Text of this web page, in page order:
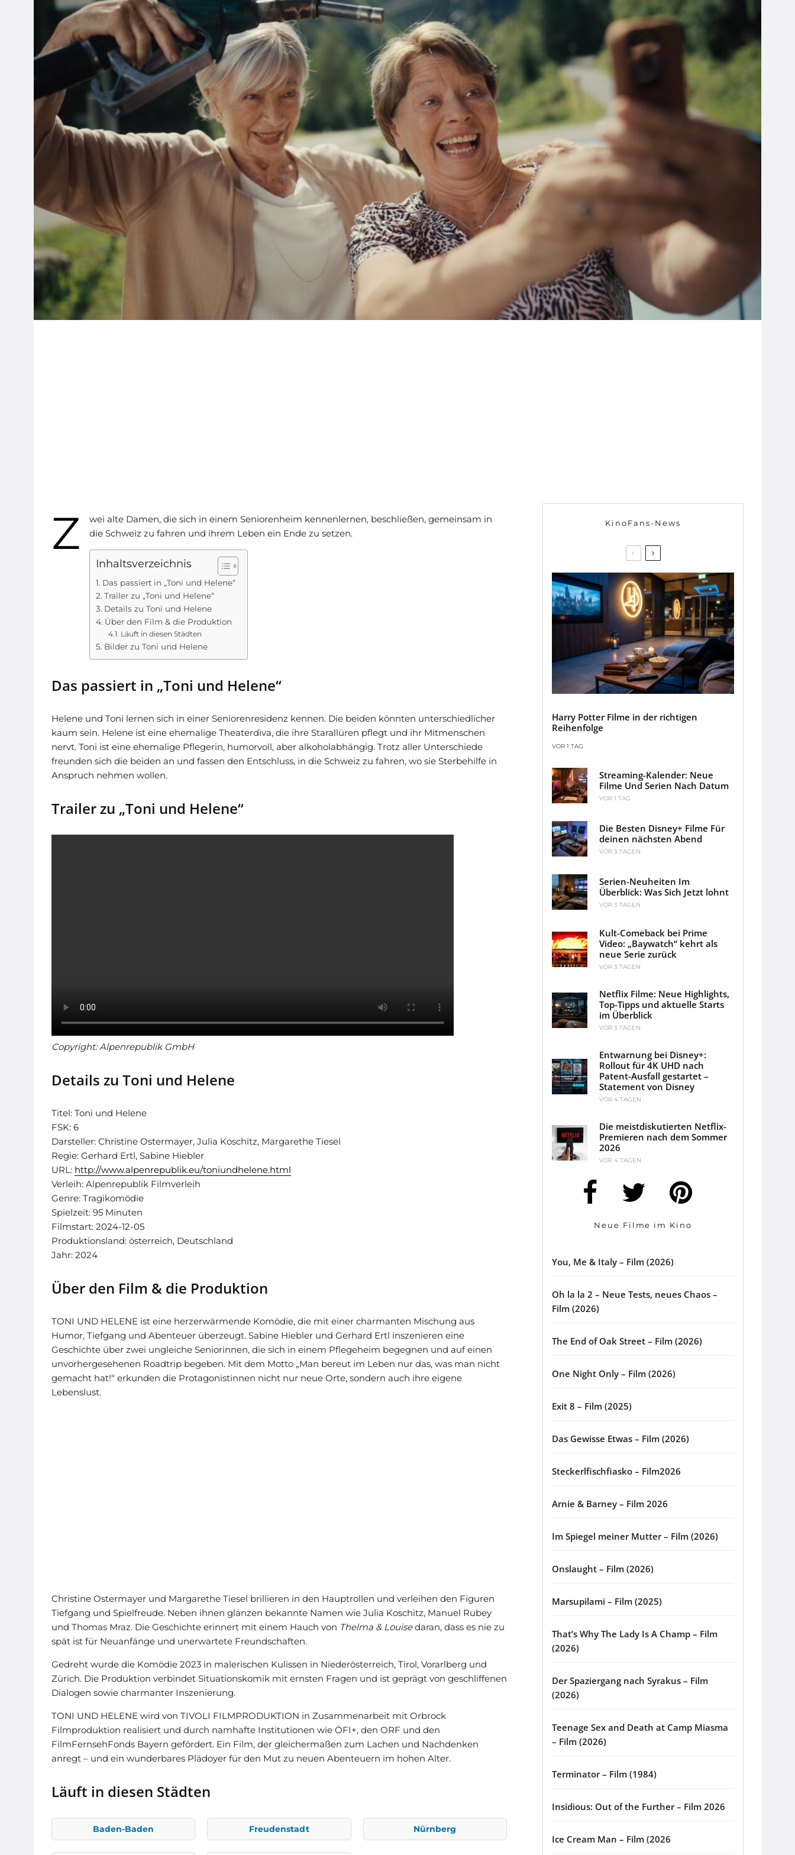
Z
wei alte Damen, die sich in einem Seniorenheim kennenlernen, beschließen, gemeinsam in
die Schweiz zu fahren und ihrem Leben ein Ende zu setzen.
Inhaltsverzeichnis
Das passiert in „Toni und Helene“
Trailer zu „Toni und Helene“
Details zu Toni und Helene
Über den Film & die Produktion
Läuft in diesen Städten
Bilder zu Toni und Helene
Das passiert in „Toni und Helene“
Helene und Toni lernen sich in einer Seniorenresidenz kennen. Die beiden könnten unterschiedlicher
kaum sein. Helene ist eine ehemalige Theaterdiva, die ihre Starallüren pflegt und ihr Mitmenschen
nervt. Toni ist eine ehemalige Pflegerin, humorvoll, aber alkoholabhängig. Trotz aller Unterschiede
freunden sich die beiden an und fassen den Entschluss, in die Schweiz zu fahren, wo sie Sterbehilfe in
Anspruch nehmen wollen.
Trailer zu „Toni und Helene“
Copyright: Alpenrepublik GmbH
Details zu Toni und Helene
Titel: Toni und Helene
FSK: 6
Darsteller: Christine Ostermayer, Julia Koschitz, Margarethe Tiesel
Regie: Gerhard Ertl, Sabine Hiebler
URL: http://www.alpenrepublik.eu/toniundhelene.html
Verleih: Alpenrepublik Filmverleih
Genre: Tragikomödie
Spielzeit: 95 Minuten
Filmstart: 2024-12-05
Produktionsland: österreich, Deutschland
Jahr: 2024
Über den Film & die Produktion
TONI UND HELENE ist eine herzerwärmende Komödie, die mit einer charmanten Mischung aus
Humor, Tiefgang und Abenteuer überzeugt. Sabine Hiebler und Gerhard Ertl inszenieren eine
Geschichte über zwei ungleiche Seniorinnen, die sich in einem Pflegeheim begegnen und auf einen
unvorhergesehenen Roadtrip begeben. Mit dem Motto „Man bereut im Leben nur das, was man nicht
gemacht hat!“ erkunden die Protagonistinnen nicht nur neue Orte, sondern auch ihre eigene
Lebenslust.
Christine Ostermayer und Margarethe Tiesel brillieren in den Hauptrollen und verleihen den Figuren
Tiefgang und Spielfreude. Neben ihnen glänzen bekannte Namen wie Julia Koschitz, Manuel Rubey
und Thomas Mraz. Die Geschichte erinnert mit einem Hauch von Thelma & Louisedaran, dass es nie zu
spät ist für Neuanfänge und unerwartete Freundschaften.
Gedreht wurde die Komödie 2023 in malerischen Kulissen in Niederösterreich, Tirol, Vorarlberg und
Zürich. Die Produktion verbindet Situationskomik mit ernsten Fragen und ist geprägt von geschliffenen
Dialogen sowie charmanter Inszenierung.
TONI UND HELENE wird von TIVOLI FILMPRODUKTION in Zusammenarbeit mit Orbrock
Filmproduktion realisiert und durch namhafte Institutionen wie ÖFI+, den ORF und den
FilmFernsehFonds Bayern gefördert. Ein Film, der gleichermaßen zum Lachen und Nachdenken
anregt – und ein wunderbares Plädoyer für den Mut zu neuen Abenteuern im hohen Alter.
Läuft in diesen Städten
Baden-Baden Freudenstadt Nürnberg
KinoFans-News
Harry Potter Filme in der richtigen
Reihenfolge
VOR 1 TAG
Streaming-Kalender: Neue
Filme Und Serien Nach Datum
VOR 1 TAG
Die Besten Disney+ Filme Für
deinen nächsten Abend
VOR 3 TAGEN
Serien-Neuheiten Im
Überblick: Was Sich Jetzt lohnt
VOR 3 TAGEN
Kult-Comeback bei Prime
Video: „Baywatch“ kehrt als
neue Serie zurück
VOR 3 TAGEN
Netflix Filme: Neue Highlights,
Top-Tipps und aktuelle Starts
im Überblick
VOR 3 TAGEN
Entwarnung bei Disney+:
Rollout für 4K UHD nach
Patent-Ausfall gestartet –
Statement von Disney
VOR 4 TAGEN
Die meistdiskutierten Netflix-
Premieren nach dem Sommer
2026
VOR 4 TAGEN
Neue Filme im Kino
You, Me & Italy – Film (2026)
Oh la la 2 – Neue Tests, neues Chaos –
Film (2026)
The End of Oak Street – Film (2026)
One Night Only – Film (2026)
Exit 8 – Film (2025)
Das Gewisse Etwas – Film (2026)
Steckerlfischfiasko – Film2026
Arnie & Barney – Film 2026
Im Spiegel meiner Mutter – Film (2026)
Onslaught – Film (2026)
Marsupilami – Film (2025)
That’s Why The Lady Is A Champ – Film
(2026)
Der Spaziergang nach Syrakus – Film
(2026)
Teenage Sex and Death at Camp Miasma
– Film (2026)
Terminator – Film (1984)
Insidious: Out of the Further – Film 2026
Ice Cream Man – Film (2026